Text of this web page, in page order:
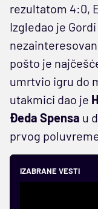
rezultatom 4:0,
Izgledao je
pošto je
umrtvio igru do
utakmici dao je
Đeda Spensa u
prvog
IZABRANE VESTI